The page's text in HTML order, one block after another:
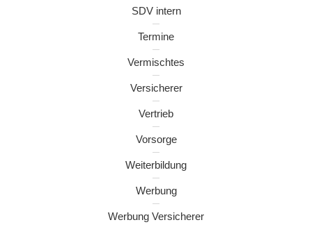
SDV intern
Termine
Vermischtes
Versicherer
Vertrieb
Vorsorge
Weiterbildung
Werbung
Werbung Versicherer